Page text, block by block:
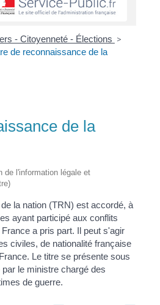
- Citoyenneté - Élections >
de reconnaissance de la
de la
de l'information légale et
la nation (TRN) est accordé, à
ayant participé aux conflits
a pris part. Il peut s'agir
civiles, de nationalité française
Le titre se présente sous
le ministre chargé des
de guerre.